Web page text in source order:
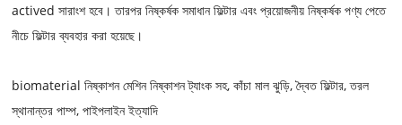
actived সারাংশ হবে। তারপর নিষ্কর্ষক সমাধান ফিল্টার এবং প্রয়োজনীয় নিষ্কর্ষক পণ্য পেতে
নীচে ফিল্টার ব্যবহার করা হয়েছে।
biomaterial নিষ্কাশন মেশিন নিষ্কাশন ট্যাংক সহ, কাঁচা মাল ঝুড়ি, দ্বৈত ফিল্টার, তরল
স্থানান্তর পাম্প, পাইপলাইন ইত্যাদি